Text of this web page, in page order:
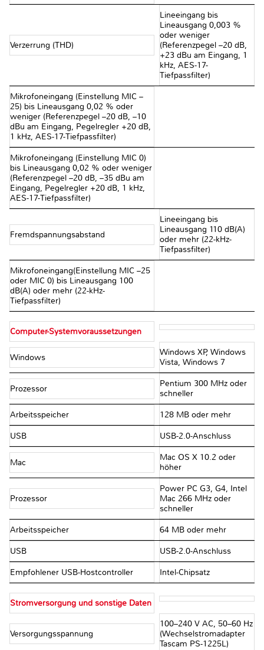
Verzerrung (THD)
Lineeingang bis
Lineausgang 0,003 %
oder weniger
(Referenzpegel –20 dB,
+23 dBu am Eingang, 1
kHz, AES-17-
Tiefpassfilter)
Mikrofoneingang (Einstellung MIC –
25) bis Lineausgang 0,02 % oder
weniger (Referenzpegel –20 dB, –10
dBu am Eingang, Pegelregler +20 dB,
1 kHz, AES-17-Tiefpassfilter)
Mikrofoneingang (Einstellung MIC 0)
bis Lineausgang 0,02 % oder weniger
(Referenzpegel –20 dB, –35 dBu am
Eingang, Pegelregler +20 dB, 1 kHz,
AES-17-Tiefpassfilter)
Fremdspannungsabstand
Lineeingang bis
Lineausgang 110 dB(A)
oder mehr (22-kHz-
Tiefpassfilter)
Mikrofoneingang(Einstellung MIC –25
oder MIC 0) bis Lineausgang 100
dB(A) oder mehr (22-kHz-
Tiefpassfilter)
Computer-Systemvoraussetzungen
Windows
Windows XP, Windows
Vista, Windows 7
Prozessor
Pentium 300 MHz oder
schneller
Arbeitsspeicher 128 MB oder mehr
USB USB-2.0-Anschluss
Mac
Mac OS X 10.2 oder
höher
Prozessor
Power PC G3, G4, Intel
Mac 266 MHz oder
schneller
Arbeitsspeicher 64 MB oder mehr
USB USB-2.0-Anschluss
Empfohlener USB-Hostcontroller Intel-Chipsatz
Stromversorgung und sonstige Daten
Versorgungsspannung
100–240 V AC, 50–60 Hz
(Wechselstromadapter
Tascam PS-1225L)